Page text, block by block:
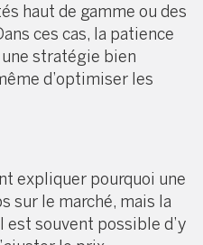
haut de gamme ou des
ces cas, la patience
stratégie bien
d’optimiser les
expliquer pourquoi une
sur le marché, mais la
est souvent possible d’y